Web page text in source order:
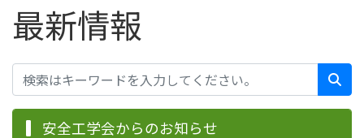
最新情報
安全工学会からのお知らせ